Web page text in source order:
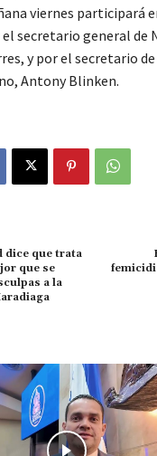
viernes participará
secretario general de
y por el secretario
Antony Blinken.
dice que trata
que se
a la